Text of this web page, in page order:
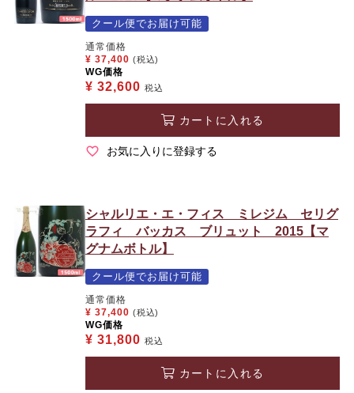
クール便でお届け可能
通常価格
¥ 37,400 (税込)
WG価格
¥ 32,600 税込
カートに入れる
お気に入りに登録する
シャルリエ・エ・フィス ミレジム セリグ
ラフィ バッカス ブリュット 2015【マ
グナムボトル】
クール便でお届け可能
通常価格
¥ 37,400 (税込)
WG価格
¥ 31,800 税込
カートに入れる